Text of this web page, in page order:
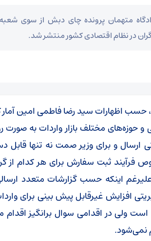
متهمان پرونده چای دبش از سوی
در نظام اقتصادی کشور منتشر شد.
حسب اظهارات سید رضا فاطمی امین
حوزه‌های مختلف بازار واردات به
ارسال و برای وزیر صمت نه تنها
فرآیند ثبت سفارش برای هر کدام از
اینکه حسب گزارشات متعدد
افزایش غیرقابل پیش بینی برای
ولی در اقدامی سوال برانگیز
نمی‌شود.